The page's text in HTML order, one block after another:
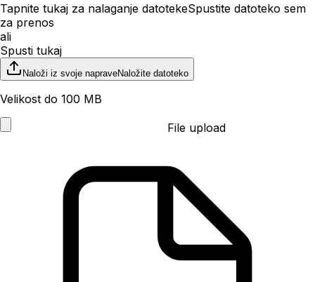
Tapnite tukaj za nalaganje datotekeSpustite datoteko sem
za prenos
ali
Spusti tukaj
Naloži iz svoje napraveNaložite datoteko
Velikost do 100 MB
File upload